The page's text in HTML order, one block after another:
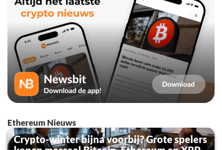
Ethereum Nieuws
Crypto-winter bijna voorbij? Grote spelers